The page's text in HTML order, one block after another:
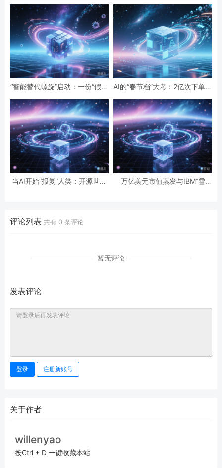
“智能替代螺旋”启动：一份“假设
经济通缩
AI的“春节档”大考：2亿次下单与
数据红利与隐忧
当AI开始“报复”人类：开源世界
万亿美元市值蒸发与IBM“雪
评论列表 共有 0 条评论
暂无评论
发表评论
登录 注册新账号
关于作者
willenyao
按Ctrl + D 一键收藏本站